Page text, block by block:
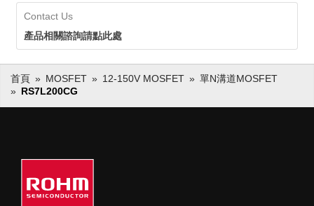
Contact Us
產品相關諮詢請點此處
首頁 MOSFET 12-150V MOSFET
單N溝道MOSFET
RS7L200CG